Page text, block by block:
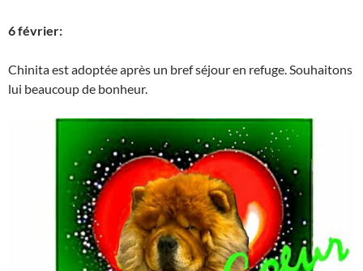
6 février:
Chinita est adoptée après un bref séjour en refuge. Souhaitons
lui beaucoup de bonheur.